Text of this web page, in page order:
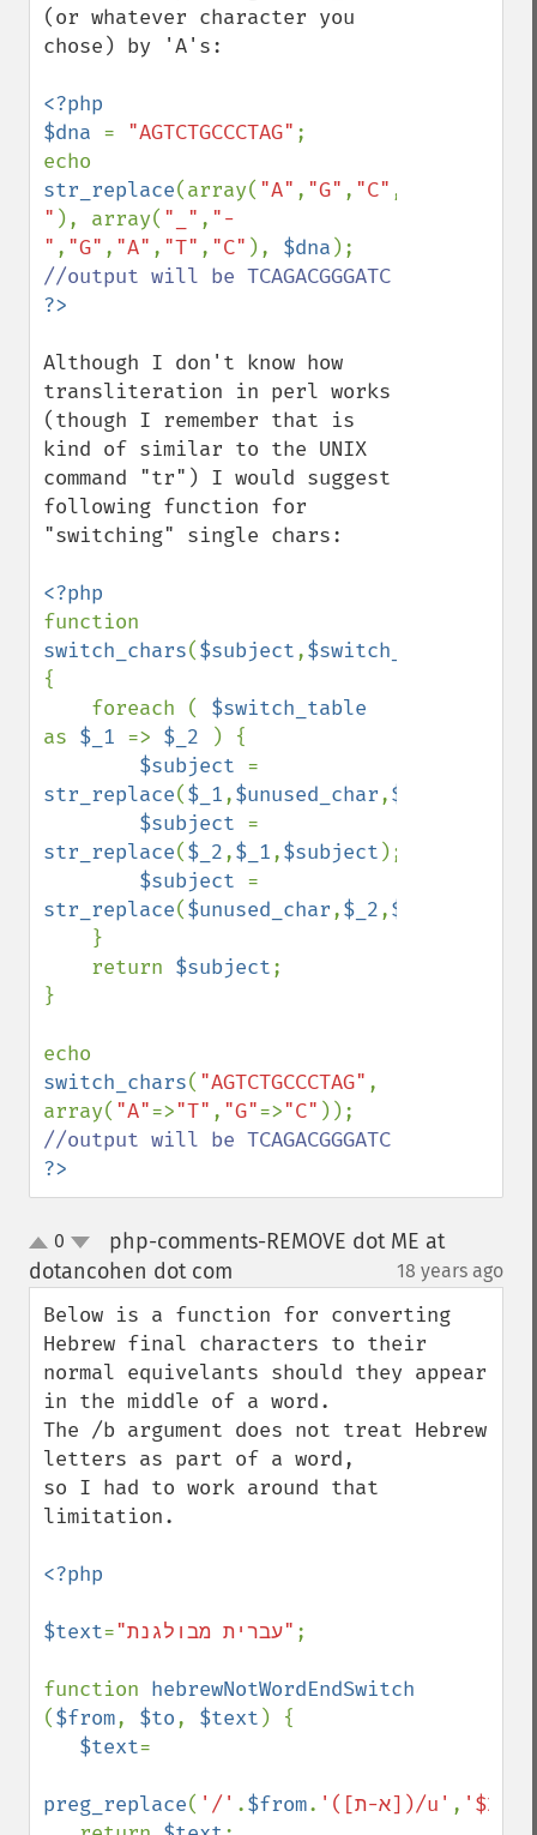
(or whatever character you
chose) by 'A's:
<?php
$dna = "AGTCTGCCCTAG" ;
str_replace(array( "A" , "G" , "C" ,
" ), array( "_" , "-
" , "G" , "A" , "T" , "C" ), $dna
Although I don't know how
transliteration in perl works
(though I remember that is
kind of similar to the UNIX
command "tr") I would suggest
following function for
"switching" single chars:
switch_chars($subject,$switch_table
{
    foreach (
as $_1 => $_2
) {
$subject
str_replace($_1,$unused_char,$subject
$subject
str_replace($_2,$_1,$subject );
$subject
str_replace($unused_char,$_2,$subject
    return
$subject;
}
switch_chars( "AGTCTGCCCTAG" ,
array( "A"=>"T" , "G"=>"C"
?>
up
down
0
php-comments-REMOVE dot ME at
dotancohen dot com
18 years ago
Below is a function for converting
Hebrew final characters to their
normal equivelants should they appear
in the middle of a word.
The /b argument does not treat Hebrew
letters as part of a word,
so I had to work around that
limitation.
<?php
$text= "עברית מבולגנת" ;
function
($from, $to, $text ) {
$text=
preg_replace( '/' .$from. '([א-ת])/u' , '$2'